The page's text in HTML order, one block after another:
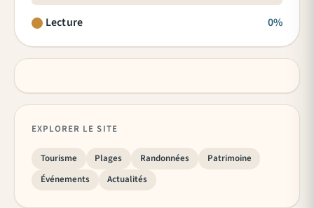
Lecture 0%
EXPLORER LE SITE
Tourisme Plages Randonnées
Patrimoine
Événements
Actualités